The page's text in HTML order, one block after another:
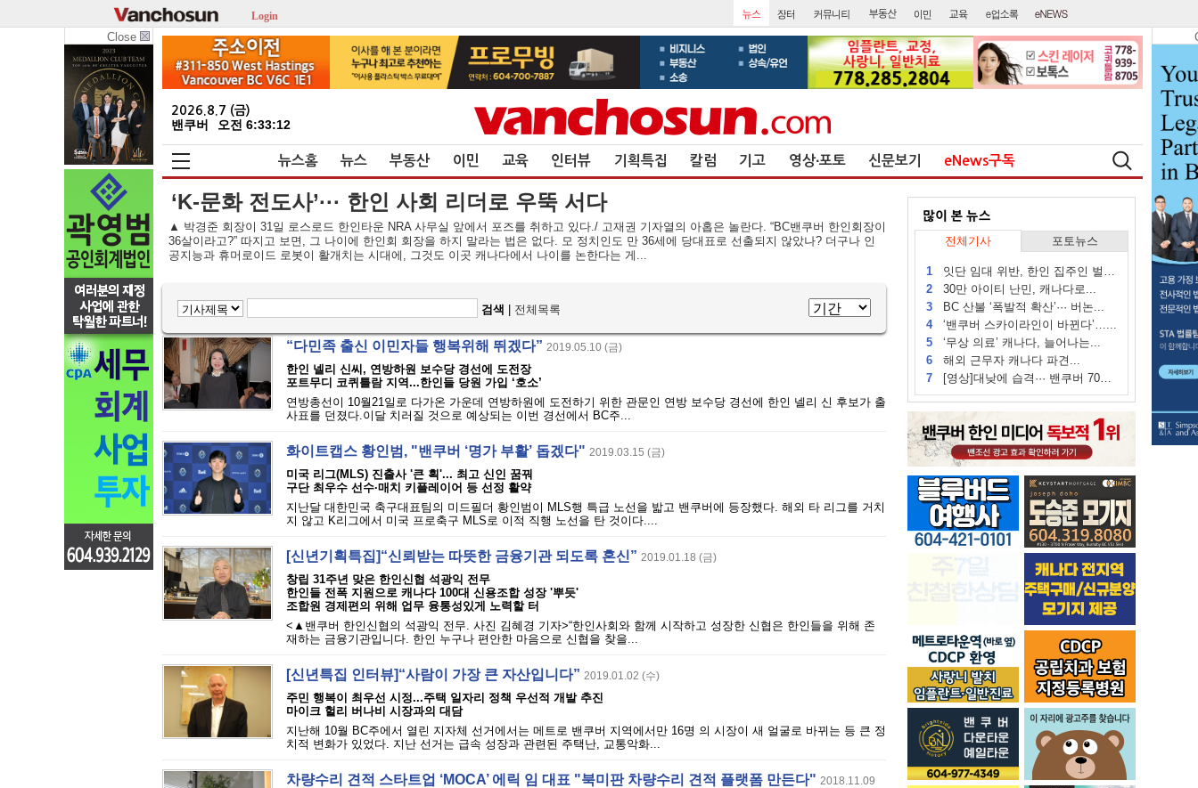
Login
Close
2026.8.7 (금)
밴쿠버 오전 6:33:13
뉴스홈 뉴스 부동산 이민 교육 인터뷰 기획특집 칼럼 기고 영상∙포토 신문보기 eNews구독
‘K-문화 전도사’··· 한인 사회 리더로 우뚝 서다
▲ 박경준 회장이 31일 로스로드 한인타운 NRA 사무실 앞에서 포즈를 취하고 있다./ 고재권 기자열의 아홉은 놀란다. “BC밴쿠버 한인회장이
36살이라고?” 따지고 보면, 그 나이에 한인회 회장을 하지 말라는 법은 없다. 모 정치인도 만 36세에 당대표로 선출되지 않았나? 더구나 인
공지능과 휴머로이드 로봇이 활개치는 시대에, 그것도 이곳 캐나다에서 나이를 논한다는 게...
검색 전체목록
“다민족 출신 이민자들 행복위해 뛰겠다” 2019.05.10 (금)
한인 넬리 신씨, 연방하원 보수당 경선에 도전장
포트무디 코퀴틀람 지역...한인들 당원 가입 ‘호소’
연방총선이 10월21일로 다가온 가운데 연방하원에 도전하기 위한 관문인 연방 보수당 경선에 한인 넬리 신 후보가 출
사표를 던졌다.이달 치러질 것으로 예상되는 이번 경선에서 BC주...
화이트캡스 황인범, "밴쿠버 ‘명가 부활’ 돕겠다" 2019.03.15 (금)
미국 리그(MLS) 진출사 '큰 획'... 최고 신인 꿈꿔
구단 최우수 선수·매치 키플레이어 등 선정 활약
지난달 대한민국 축구대표팀의 미드필더 황인범이 MLS행 특급 노선을 밟고 밴쿠버에 등장했다. 해외 타 리그를 거치
지 않고 K리그에서 미국 프로축구 MLS로 이적 직행 노선을 탄 것이다....
[신년기획특집]“신뢰받는 따뜻한 금융기관 되도록 혼신” 2019.01.18 (금)
창립 31주년 맞은 한인신협 석광익 전무
한인들 전폭 지원으로 캐나다 100대 신용조합 성장 '뿌듯'
조합원 경제편의 위해 업무 융통성있게 노력할 터
<▲밴쿠버 한인신협의 석광익 전무. 사진 김혜경 기자>“한인사회와 함께 시작하고 성장한 신협은 한인들을 위해 존
재하는 금융기관입니다. 한인 누구나 편안한 마음으로 신협을 찾을...
[신년특집 인터뷰]“사람이 가장 큰 자산입니다” 2019.01.02 (수)
주민 행복이 최우선 시정...주택 일자리 정책 우선적 개발 추진
마이크 헐리 버나비 시장과의 대담
지난해 10월 BC주에서 열린 지자체 선거에서는 메트로 밴쿠버 지역에서만 16명 의 시장이 새 얼굴로 바뀌는 등 큰 정
치적 변화가 있었다. 지난 선거는 급속 성장과 관련된 주택난, 교통악화...
차량수리 견적 스타트업 ‘MOCA’ 에릭 임 대표 "북미판 차량수리 견적 플랫폼 만든다" 2018.11.09
전체기사 포토뉴스
1잇단 임대 위반, 한인 집주인 벌금...
230만 아이티 난민, 캐나다로...
3BC 산불 ‘폭발적 확산’··· 버논...
4‘밴쿠버 스카이라인이 바뀐다’…...
5‘무상 의료’ 캐나다, 늘어나는...
6해외 근무자 캐나다 파견...
7[영상]대낮에 습격··· 밴쿠버 70대...